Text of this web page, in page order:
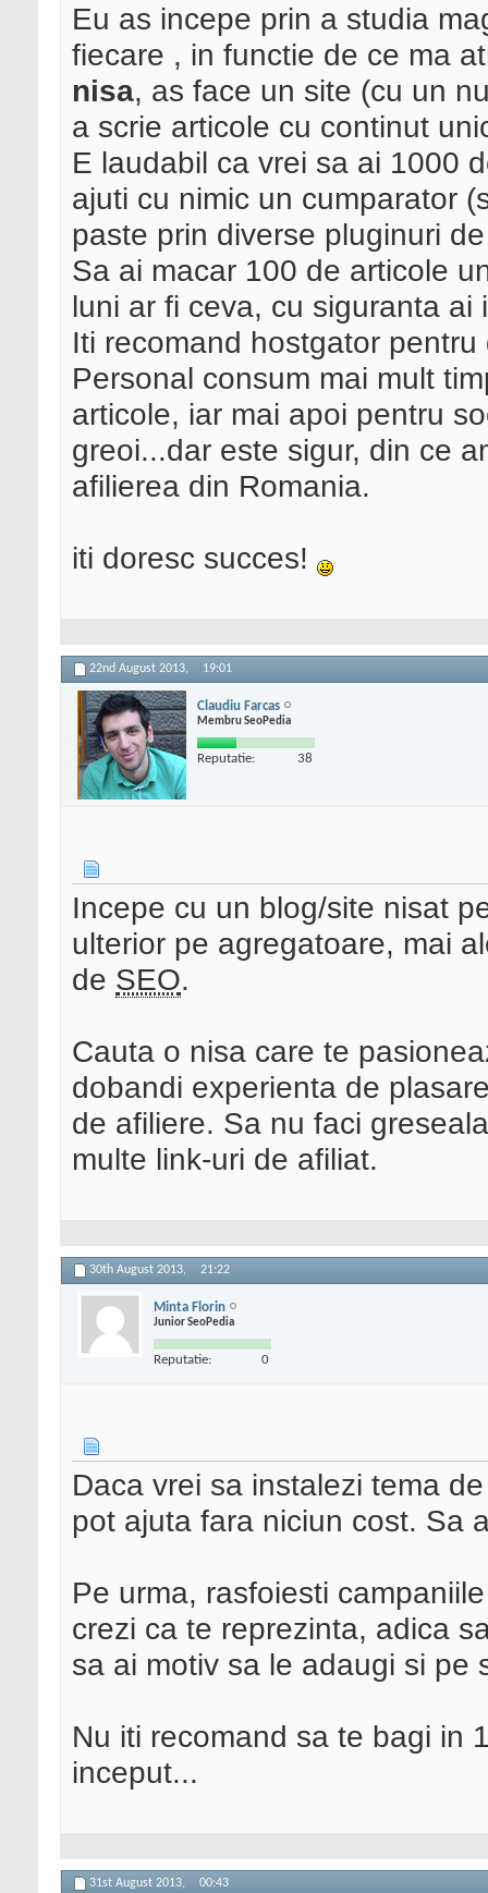
Eu as incepe prin a studia
fiecare , in functie de ce ma
nisa, as face un site (cu un
a scrie articole cu continut
E laudabil ca vrei sa ai 1000
ajuti cu nimic un cumparator
paste prin diverse pluginuri
Sa ai macar 100 de articole
luni ar fi ceva, cu siguranta
Iti recomand hostgator pentru
Personal consum mai mult
articole, iar mai apoi pentru
greoi...dar este sigur, din ce
afilierea din Romania.
iti doresc succes!
22nd August 2013, 19:01
Claudiu Farcas
Membru SeoPedia
Reputatie: 38
Incepe cu un blog/site nisat
ulterior pe agregatoare, mai
de SEO.
Cauta o nisa care te
dobandi experienta de
de afiliere. Sa nu faci
multe link-uri de afiliat.
30th August 2013, 21:22
Minta Florin
Junior SeoPedia
Reputatie: 0
Daca vrei sa instalezi tema
pot ajuta fara niciun cost. Sa
Pe urma, rasfoiesti
crezi ca te reprezinta, adica
sa ai motiv sa le adaugi si pe
Nu iti recomand sa te bagi in
inceput...
31st August 2013, 00:43